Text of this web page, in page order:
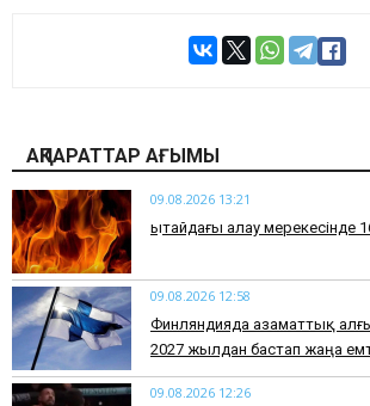
АҚПАРАТТАР АҒЫМЫ
09.08.2026 13:21
Қытайдағы алау мерекесінде
09.08.2026 12:58
Финляндияда азаматтық
2027 жылдан бастап жаңа
09.08.2026 12:26